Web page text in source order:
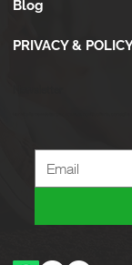
Blog
PRIVACY &